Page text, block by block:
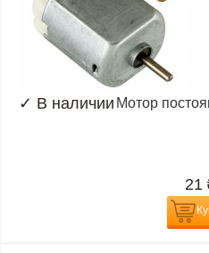
✓ В наличии Мотор
21